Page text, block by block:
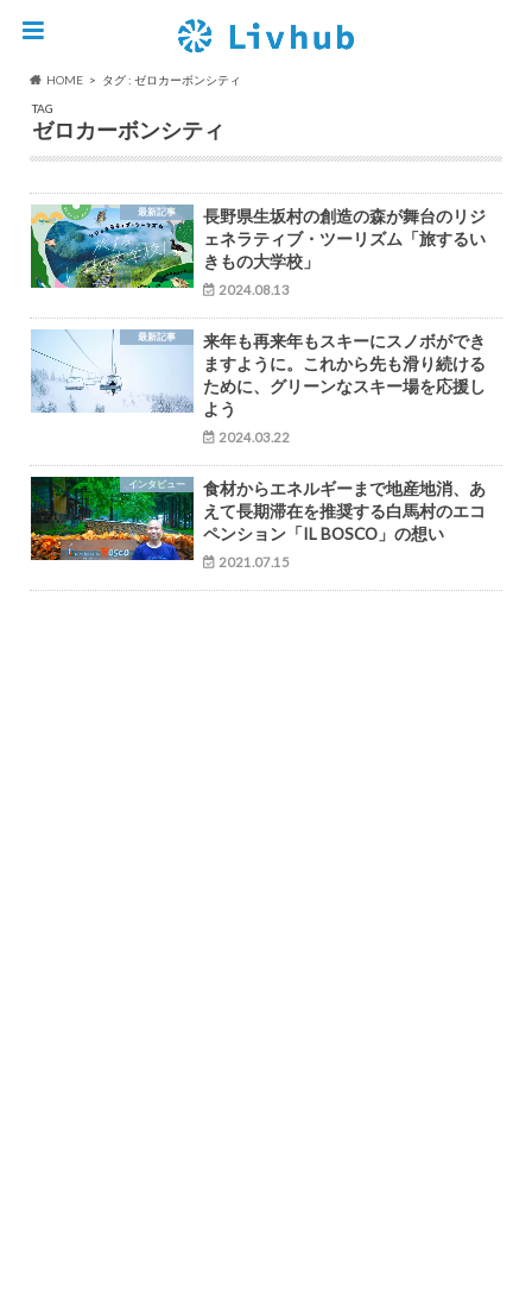
HOME
タグ : ゼロカーボンシティ
TAG
ゼロカーボンシティ
最新記事
長野県生坂村の創造の森が舞台のリジ
ェネラティブ・ツーリズム「旅するい
きもの大学校」
2024.08.13
最新記事
来年も再来年もスキーにスノボができ
ますように。これから先も滑り続ける
ために、グリーンなスキー場を応援し
よう
2024.03.22
インタビュー
食材からエネルギーまで地産地消、あ
えて長期滞在を推奨する白馬村のエコ
ペンション「IL BOSCO」の想い
2021.07.15